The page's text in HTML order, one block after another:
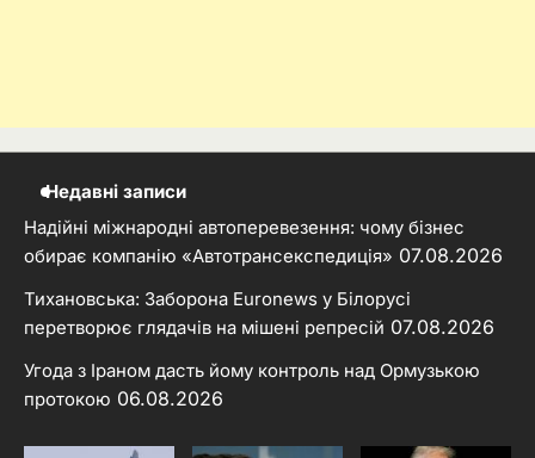
Недавні записи
Надійні міжнародні автоперевезення: чому бізнес
обирає компанію «Автотрансекспедиція» 07.08.2026
Тихановська: Заборона Euronews у Білорусі
перетворює глядачів на мішені репресій 07.08.2026
Угода з Іраном дасть йому контроль над Ормузькою
протокою 06.08.2026